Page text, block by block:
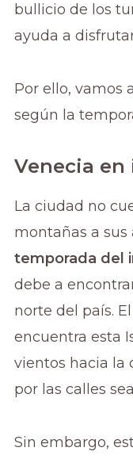
bullicio de los
ayuda a
Por ello, vamos
según la
Venecia
La ciudad no
montañas a sus
temporada del
debe a
norte del país.
encuentra esta
vientos hacia la
por las calles
Sin embargo,